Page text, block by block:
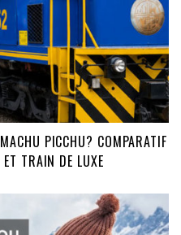
PICCHU? COMPARATIF
TRAIN DE LUXE